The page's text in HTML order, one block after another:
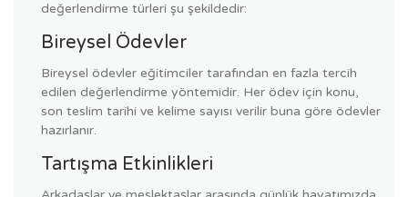
değerlendirme türleri şu şekildedir:
Bireysel Ödevler
Bireysel ödevler eğitimciler tarafından en fazla tercih
edilen değerlendirme yöntemidir. Her ödev için konu,
son teslim tarihi ve kelime sayısı verilir buna göre ödevler
hazırlanır.
Tartışma Etkinlikleri